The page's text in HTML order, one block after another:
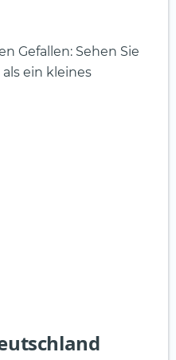
Gefallen: Sehen Sie
ein kleines